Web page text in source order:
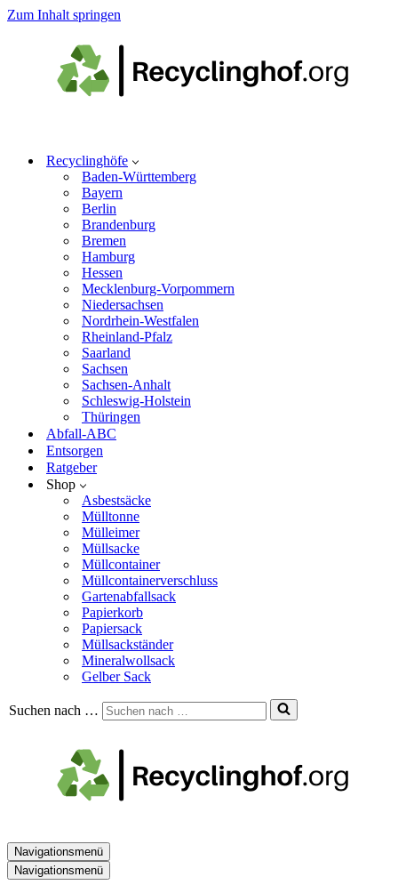
Zum Inhalt springen
Recyclinghöfe
Baden-Württemberg
Bayern
Berlin
Brandenburg
Bremen
Hamburg
Hessen
Mecklenburg-Vorpommern
Niedersachsen
Nordrhein-Westfalen
Rheinland-Pfalz
Saarland
Sachsen
Sachsen-Anhalt
Schleswig-Holstein
Thüringen
Abfall-ABC
Entsorgen
Ratgeber
Shop
Asbestsäcke
Mülltonne
Mülleimer
Müllsacke
Müllcontainer
Müllcontainerverschluss
Gartenabfallsack
Papierkorb
Papiersack
Müllsackständer
Mineralwollsack
Gelber Sack
Suchen nach …
Navigationsmenü
Navigationsmenü